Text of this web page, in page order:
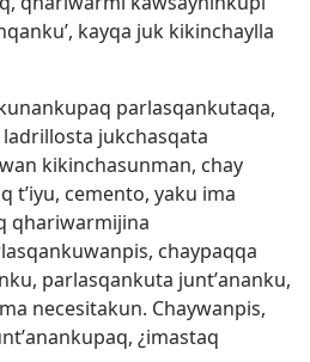
kayqa juk kikinchaylla
parlasqankutaqa,
jukchasqata
kikinchasunman, chay
tʼiyu, cemento, yaku ima
qhariwarmijina
chaypaqqa
parlasqankuta juntʼananku,
necesitakun. Chaywanpis,
¿imastaq